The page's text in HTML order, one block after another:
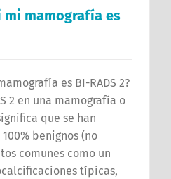
mi mamografía es
es BI-RADS 2?
2 en una mamografía o
que se han
benignos (no
comunes como un
típicas,